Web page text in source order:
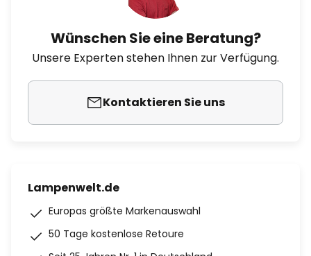
Wünschen Sie eine Beratung?
Unsere Experten stehen Ihnen zur Verfügung.
Kontaktieren Sie uns
Lampenwelt.de
Europas größte Markenauswahl
50 Tage kostenlose Retoure